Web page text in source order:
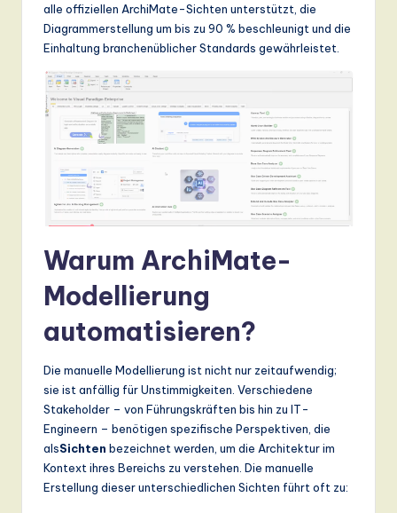
alle offiziellen ArchiMate-Sichten unterstützt, die
Diagrammerstellung um bis zu 90 % beschleunigt und die
Einhaltung branchenüblicher Standards gewährleistet.
Warum ArchiMate-
Modellierung
automatisieren?
Die manuelle Modellierung ist nicht nur zeitaufwendig;
sie ist anfällig für Unstimmigkeiten. Verschiedene
Stakeholder – von Führungskräften bis hin zu IT-
Engineern – benötigen spezifische Perspektiven, die
alsSichten bezeichnet werden, um die Architektur im
Kontext ihres Bereichs zu verstehen. Die manuelle
Erstellung dieser unterschiedlichen Sichten führt oft zu: